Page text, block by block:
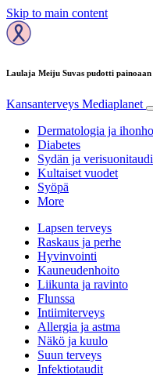
Skip to main content
Laulaja Meiju Suvas pudotti painoaan
Kansanterveys Mediaplanet
Dermatologia ja
Diabetes
Sydän ja
Kultaiset vuodet
Syöpä
More
Lapsen terveys
Raskaus ja perhe
Hyvinvointi
Kauneudenhoito
Liikunta ja ravinto
Flunssa
Intiimiterveys
Allergia ja astma
Näkö ja kuulo
Suun terveys
Infektiotaudit